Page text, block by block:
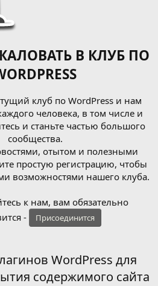
В КЛУБ ПО
клуб по WordPress и нам
человека, в том числе и
и станьте частью большого
сообщества.
отытом и полезными
простую регистрацию, чтобы
возможностями нашего клуба.
к нам, вам обязательно
-
Присоединится
WordPress для
содержимого сайта